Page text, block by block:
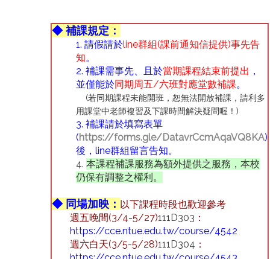
◆ 補課規定：
1. 請假請於line群組(課前通知信提供)事先告
知。
2. 補課需事先、且於當期課程結束前提出 ，
並僅能於同期周五/六班對應堂數補課。
(若同期課程未能開班，恕無法開放補課，請利多
用課堂中老師複習及下課時間解決疑問喔！)
3. 補課請於填寫表單
(https://forms.gle/DatavrCcmAqaVQ8KA)
後，line群組留言告知。
4. 本課程補課服務為額外提供之服務，本校
仍保有調整之權利。
◆ 同場加映： 以下課程時段也歡迎參考
週五晚間(3/4-5/27)111D303 ：
https://cce.ntue.edu.tw/course/4542
週六白天(3/5-5/28)111D304 ：